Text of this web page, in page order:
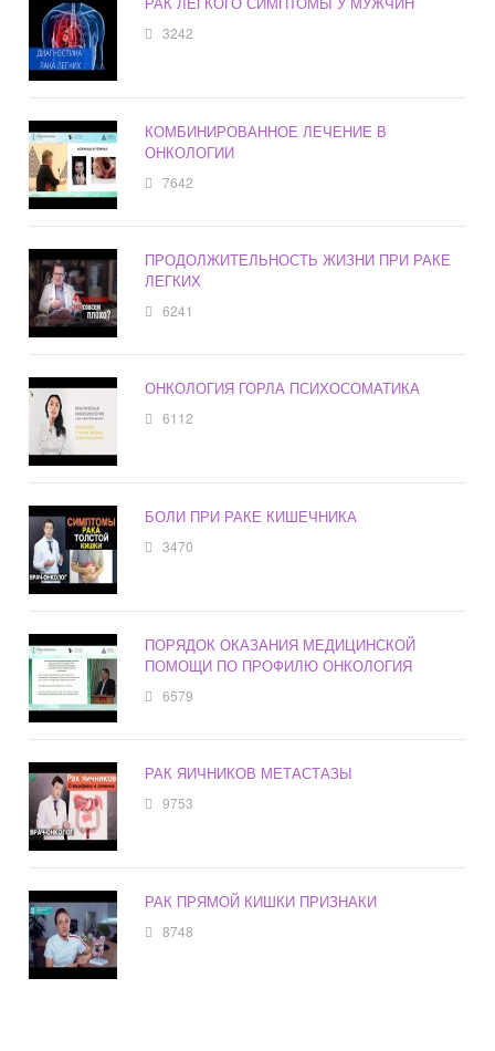
3242
КОМБИНИРОВАННОЕ ЛЕЧЕНИЕ В
ОНКОЛОГИИ
7642
ПРОДОЛЖИТЕЛЬНОСТЬ ЖИЗНИ ПРИ РАКЕ
ЛЕГКИХ
6241
ОНКОЛОГИЯ ГОРЛА ПСИХОСОМАТИКА
6112
БОЛИ ПРИ РАКЕ КИШЕЧНИКА
3470
ПОРЯДОК ОКАЗАНИЯ МЕДИЦИНСКОЙ
ПОМОЩИ ПО ПРОФИЛЮ ОНКОЛОГИЯ
6579
РАК ЯИЧНИКОВ МЕТАСТАЗЫ
9753
РАК ПРЯМОЙ КИШКИ ПРИЗНАКИ
8748